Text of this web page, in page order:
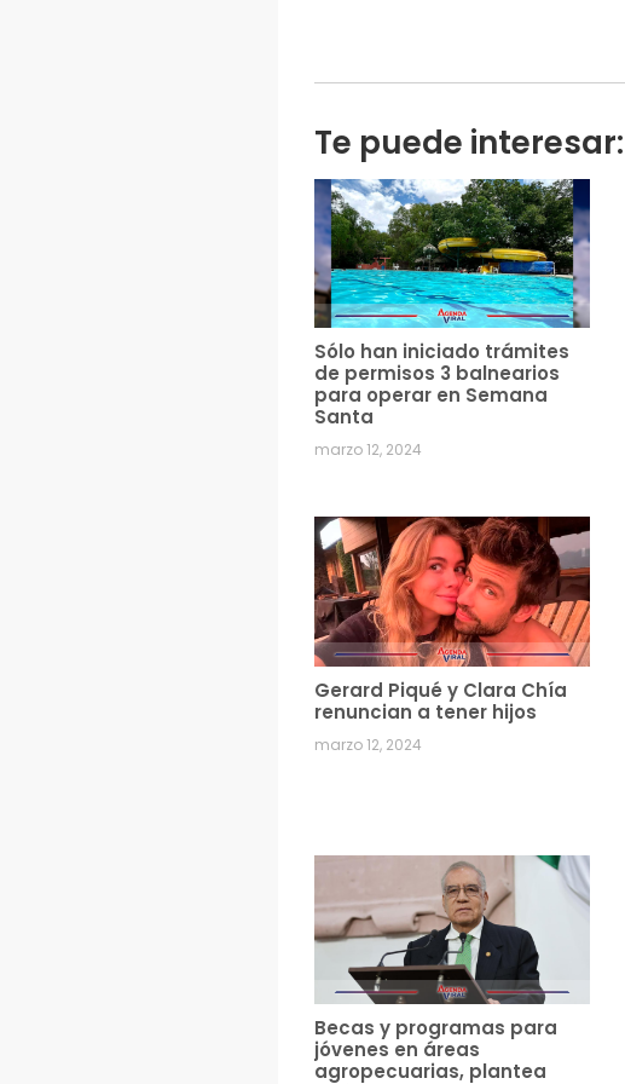
Te puede interesar:
Sólo han iniciado trámites
de permisos 3 balnearios
para operar en Semana
Santa
marzo 12, 2024
Gerard Piqué y Clara Chía
renuncian a tener hijos
marzo 12, 2024
Becas y programas para
jóvenes en áreas
agropecuarias, plantea